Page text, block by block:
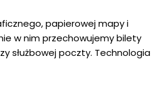
papierowej mapy i
w nim przechowujemy bilety
służbowej poczty. Technologia